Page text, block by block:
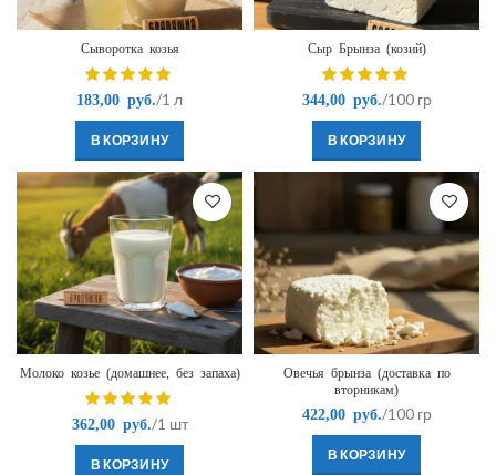
Сыворотка козья
183,00 руб. /1 л
В КОРЗИНУ
Сыр Брынза (козий)
344,00руб. /100 гр
В КОРЗИНУ
Молоко козье (домашнее, без запаха)
362,00руб. /1 шт
В КОРЗИНУ
Овечья брынза (доставка по
вторникам)
422,00руб. /100 гр
В КОРЗИНУ